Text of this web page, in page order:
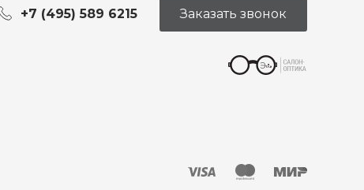
+7 (495) 589 6215 Заказать звонок